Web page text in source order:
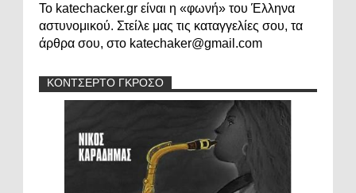
Το katechacker.gr είναι η «φωνή» του Έλληνα
αστυνομικού. Στείλε μας τις καταγγελίες σου, τα
άρθρα σου, στο katechaker@gmail.com
ΚΟΝΤΣΕΡΤΟ ΓΚΡΟΣΟ